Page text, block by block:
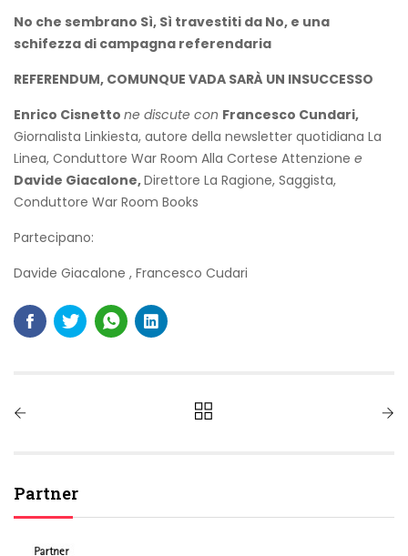
No che sembrano Sì, Sì travestiti da No, e una
schifezza di campagna referendaria
REFERENDUM, COMUNQUE VADA SARÀ UN INSUCCESSO
Enrico Cisnetto ne discute con Francesco Cundari,
Giornalista Linkiesta, autore della newsletter quotidiana La
Linea, Conduttore War Room Alla Cortese Attenzione e
Davide Giacalone,Direttore La Ragione, Saggista,
Conduttore War Room Books
Partecipano:
Davide Giacalone , Francesco Cudari
Partner